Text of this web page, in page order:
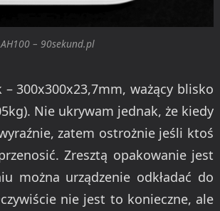
– 90sekund.pl
300x300x23,7mm, ważący blisko
Nie ukrywam jednak, że kiedy
zatem ostrożnie jeśli ktoś
Zresztą opakowanie jest
można urządzenie odkładać do
nie jest to konieczne, ale